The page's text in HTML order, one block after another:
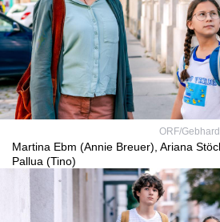
ORF/
Martina Ebm (Annie Breuer), Ariana
Pallua (Tino)